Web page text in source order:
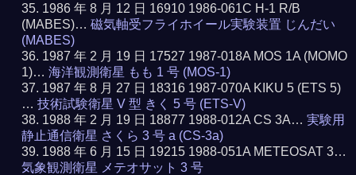
1986 年 8 月 12 日 16910 1986-061C H-1 R/B
(MABES)…磁気軸受フライホイール実験装置 じんだい
(MABES)
1987 年 2 月 19 日 17527 1987-018A MOS 1A (MOMO
1)…海洋観測衛星 もも 1 号 (MOS-1)
1987 年 8 月 27 日 18316 1987-070A KIKU 5 (ETS 5)
…技術試験衛星 V 型 きく 5 号 (ETS-V)
1988 年 2 月 19 日 18877 1988-012A CS 3A…実験用
静止通信衛星 さくら 3 号 a (CS-3a)
1988 年 6 月 15 日 19215 1988-051A METEOSAT 3…
気象観測衛星 メテオサット 3 号